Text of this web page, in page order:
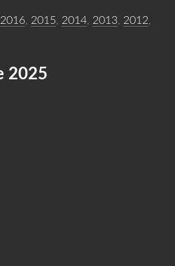
2016, 2015, 2014, 2013, 2012,
2025